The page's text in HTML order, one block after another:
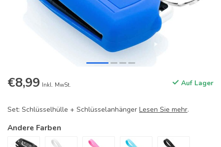
€8,99 Inkl. MwSt. Auf Lager
Set: Schlüsselhülle + Schlüsselanhänger Lesen Sie mehr.
Andere Farben